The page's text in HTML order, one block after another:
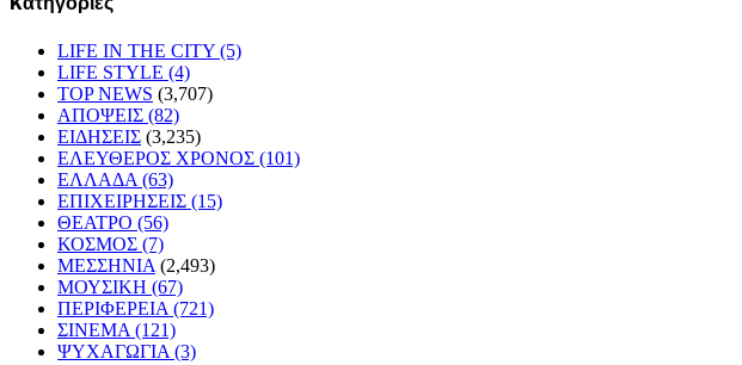
LIFE IN THE CITY (5)
LIFE STYLE (4)
TOP NEWS (3,707)
ΑΠΟΨΕΙΣ (82)
ΕΙΔΗΣΕΙΣ (3,235)
ΕΛΕΥΘΕΡΟΣ ΧΡΟΝΟΣ (101)
ΕΛΛΑΔΑ (63)
ΕΠΙΧΕΙΡΗΣΕΙΣ (15)
ΘΕΑΤΡΟ (56)
ΚΟΣΜΟΣ (7)
ΜΕΣΣΗΝΙΑ (2,493)
ΜΟΥΣΙΚΗ (67)
ΠΕΡΙΦΕΡΕΙΑ (721)
ΣΙΝΕΜΑ (121)
ΨΥΧΑΓΩΓΙΑ (3)